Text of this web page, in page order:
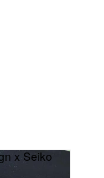
x Seiko